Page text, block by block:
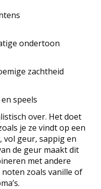
ondertoon
zachtheid
speels
over. Het doet
je ze vindt op een
geur, sappig en
de geur maakt dit
met andere
zoals vanille of